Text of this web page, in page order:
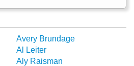
Avery Brundage
Al Leiter
Aly Raisman